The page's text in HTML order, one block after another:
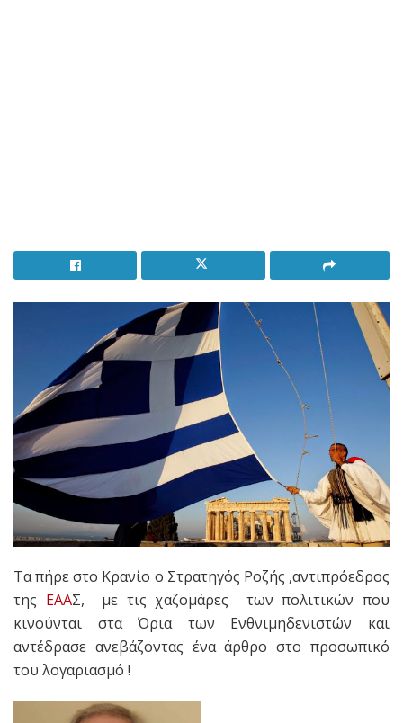
Τα πήρε στο Κρανίο ο Στρατηγός Ροζής ,αντιπρόεδρος
της ΕΑΑΣ, με τις χαζομάρες των πολιτικών που
κινούνται στα Όρια των Ενθνιμηδενιστών και
αντέδρασε ανεβάζοντας ένα άρθρο στο προσωπικό
του λογαριασμό !